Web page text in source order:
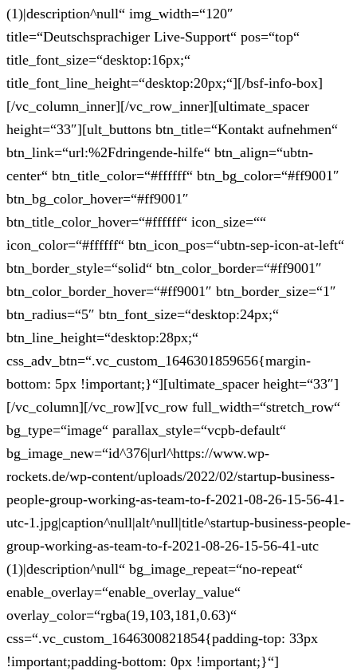
(1)|description^null“ img_width=“120″
title=“Deutschsprachiger Live-Support“ pos=“top“
title_font_size=“desktop:16px;“
title_font_line_height=“desktop:20px;“][/bsf-info-box]
[/vc_column_inner][/vc_row_inner][ultimate_spacer
height=“33″][ult_buttons btn_title=“Kontakt aufnehmen“
btn_link=“url:%2Fdringende-hilfe“ btn_align=“ubtn-
center“ btn_title_color=“#ffffff“ btn_bg_color=“#ff9001″
btn_bg_color_hover=“#ff9001″
btn_title_color_hover=“#ffffff“ icon_size=““
icon_color=“#ffffff“ btn_icon_pos=“ubtn-sep-icon-at-left“
btn_border_style=“solid“ btn_color_border=“#ff9001″
btn_color_border_hover=“#ff9001″ btn_border_size=“1″
btn_radius=“5″ btn_font_size=“desktop:24px;“
btn_line_height=“desktop:28px;“
css_adv_btn=“.vc_custom_1646301859656{margin-
bottom: 5px !important;}“][ultimate_spacer height=“33″]
[/vc_column][/vc_row][vc_row full_width=“stretch_row“
bg_type=“image“ parallax_style=“vcpb-default“
bg_image_new=“id^376|url^https://www.wp-
rockets.de/wp-content/uploads/2022/02/startup-business-
people-group-working-as-team-to-f-2021-08-26-15-56-41-
utc-1.jpg|caption^null|alt^null|title^startup-business-people-
group-working-as-team-to-f-2021-08-26-15-56-41-utc
(1)|description^null“ bg_image_repeat=“no-repeat“
enable_overlay=“enable_overlay_value“
overlay_color=“rgba(19,103,181,0.63)“
css=“.vc_custom_1646300821854{padding-top: 33px
!important;padding-bottom: 0px !important;}“]